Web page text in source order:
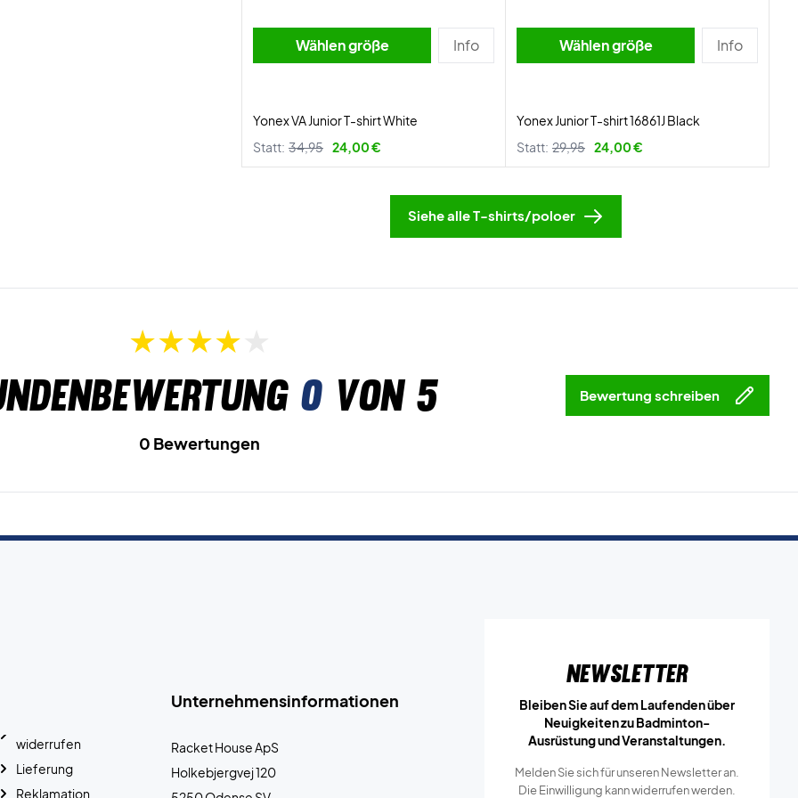
Wählen größe Info
Yonex VA Junior T-shirt White
Statt: 34,95 24,00 €
Wählen größe Info
Yonex Junior T-shirt 16861J Black
Statt: 29,95 24,00 €
Siehe alle T-shirts/poloer
0von 5 Bewertung schreiben
0 Bewertungen
Unternehmensinformationen
Racket House ApS
Holkebjergvej 120
widerrufen
Lieferung
Reklamation
Newsletter
Bleiben Sie auf dem Laufenden über
Neuigkeiten zu Badminton-
Ausrüstung und Veranstaltungen.
Melden Sie sich für unseren Newsletter an.
Die Einwilligung kann widerrufen werden.